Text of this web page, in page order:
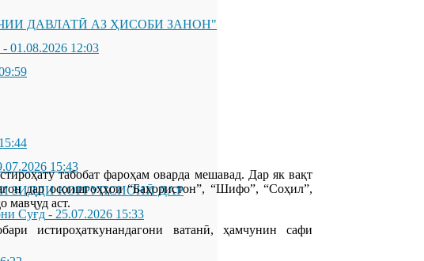
ДАВЛАТӢ АЗ ҲИСОБИ ЗАНОН"
- 01.08.2026 12:03
15:43
ЗИДДИ КОРРУПСИОНӢ ДАР
Суғд- 25.07.2026 15:33
табобат фароҳам оварда мешавад. Дар як вақт
дар осоишгоҳҳои “Баҳористон”, “Шифо”, “Соҳил”,
мавҷуд аст.
истироҳаткунандагони ватанӣ, ҳамчунин сафи